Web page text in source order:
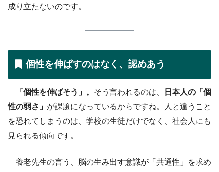
成り立たないのです。
個性を伸ばすのはなく、認めあう
「個性を伸ばそう」。 そう言われるのは、
日本人の「個
性の弱さ」 が課題になっているからですね。人と違うこと
を恐れてしまうのは、学校の生徒だけでなく、社会人にも
見られる傾向です。
養老先生の言う、脳の生み出す意識が「共通性」を求め